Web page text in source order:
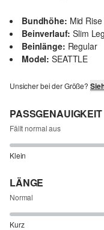
Bundhöhe: Mid Rise
Beinverlauf: Slim Leg
Beinlänge: Regular
Model: SEATTLE
Unsicher bei der Größe?
PASSGENAUIGKEIT
Fällt normal aus
Klein
LÄNGE
Normal
Kurz